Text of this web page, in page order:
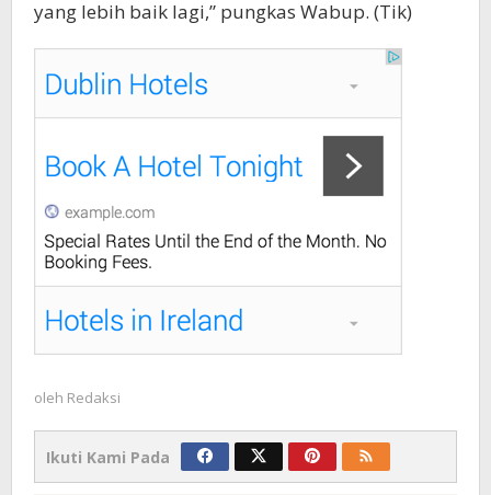
yang lebih baik lagi,” pungkas Wabup. (Tik)
oleh Redaksi
Ikuti Kami Pada